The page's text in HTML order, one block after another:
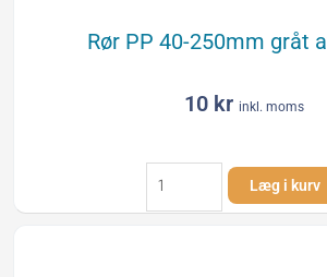
Rør PP 40-250mm gråt
10 kr inkl. moms
Rør
PP
40-
Læg i kurv